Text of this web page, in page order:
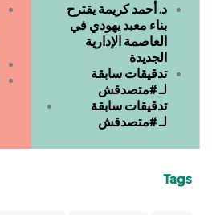
د. أحمد كريمة يقترح
بناء معبد يهودي في
العاصمة الإدارية
الجديدة
تدقيقات سابقة
لـ #متصدقش
تدقيقات سابقة
لـ #متصدقش
Tags